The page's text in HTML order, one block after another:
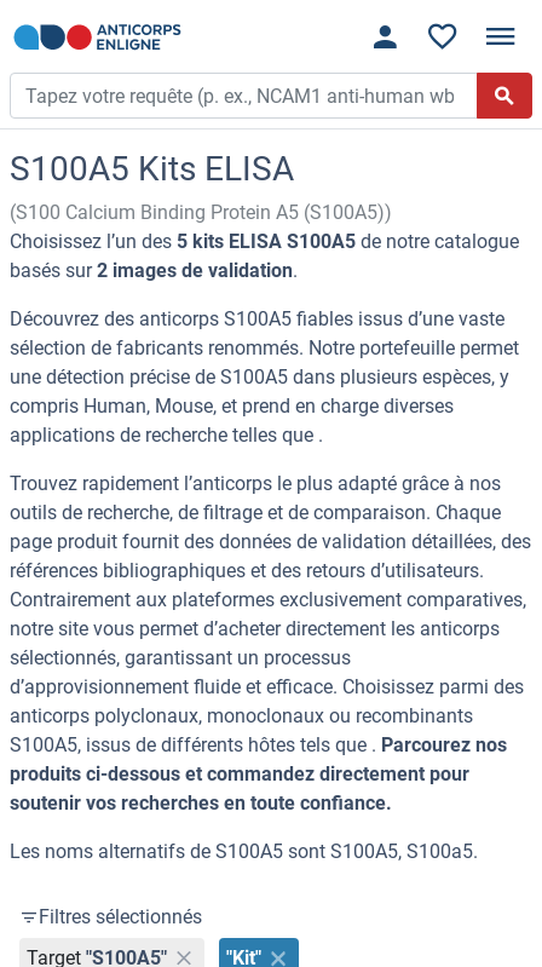
S100A5 Kits ELISA
(S100 Calcium Binding Protein A5 (S100A5))
Choisissez l’un des 5 kits ELISA S100A5 de notre catalogue
basés sur2 images de validation.
Découvrez des anticorps S100A5 fiables issus d’une vaste
sélection de fabricants renommés. Notre portefeuille permet
une détection précise de S100A5 dans plusieurs espèces, y
compris Human, Mouse, et prend en charge diverses
applications de recherche telles que .
Trouvez rapidement l’anticorps le plus adapté grâce à nos
outils de recherche, de filtrage et de comparaison. Chaque
page produit fournit des données de validation détaillées, des
références bibliographiques et des retours d’utilisateurs.
Contrairement aux plateformes exclusivement comparatives,
notre site vous permet d’acheter directement les anticorps
sélectionnés, garantissant un processus
d’approvisionnement fluide et efficace. Choisissez parmi des
anticorps polyclonaux, monoclonaux ou recombinants
S100A5, issus de différents hôtes tels que . Parcourez nos
produits ci-dessous et commandez directement pour
soutenir vos recherches en toute confiance.
Les noms alternatifs de S100A5 sont S100A5, S100a5.
Filtres sélectionnés
Target "S100A5" "Kit"